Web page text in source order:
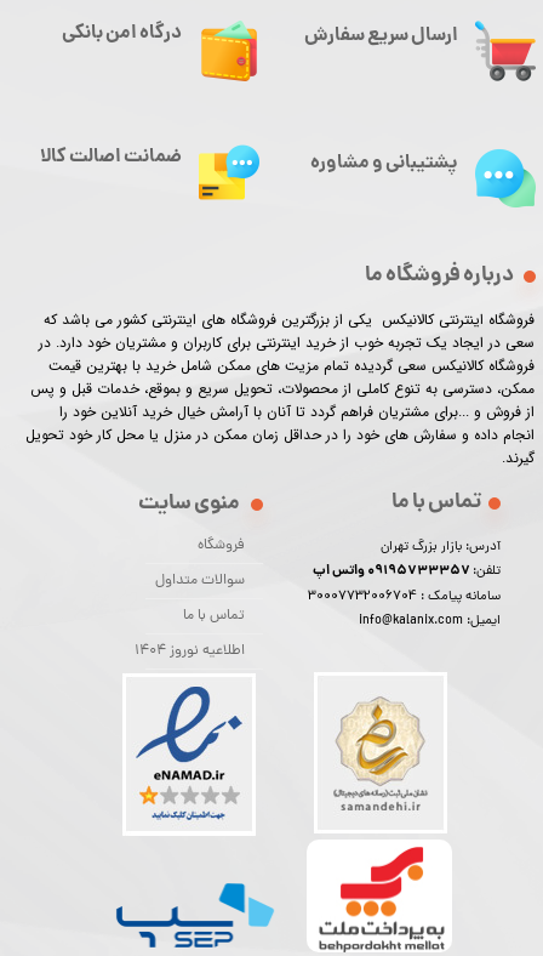
ارسال سریع سفارش
درباره فروشگاه ما
فروشگاه اینترنتی کالانیکس یکی از بزرگترین فروشگاه های اینترنتی کشور می باشد که
سعی در ایجاد یک تجربه خوب از خرید اینترنتی برای کاربران و مشتریان خود دارد. در
فروشگاه کالانیکس سعی گردیده تمام مزیت های ممکن شامل خرید با بهترین قیمت
ممکن، دسترسی به تنوع کاملی از محصولات، تحویل سریع و بموقع، خدمات قبل و پس
از فروش و ...برای مشتریان فراهم گردد تا آنان با آرامش خیال خرید آنلاین خود را
انجام داده و سفارش های خود را در حداقل زمان ممکن در منزل یا محل کار خود تحویل
گیرند.​​​​​​​
منوی سایت
فروشگاه
سوالات متداول
تماس با ما
اطلاعیه نوروز 1404
تماس با ما
آدرس: بازار بزرگ تهران
تلفن:
سامانه پیامک :30007732006704
ایمیل: info@kalanix.com
درگاه امن بانکی
پشتیبانی و مشاوره ضمانت اصالت کالا